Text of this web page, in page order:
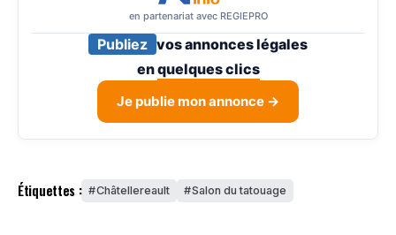
en partenariat avec REGIEPRO
Publiez vos annonces légales
enquelques clics
Je publie mon annonce →
Étiquettes : Châtellereault Salon du tatouage